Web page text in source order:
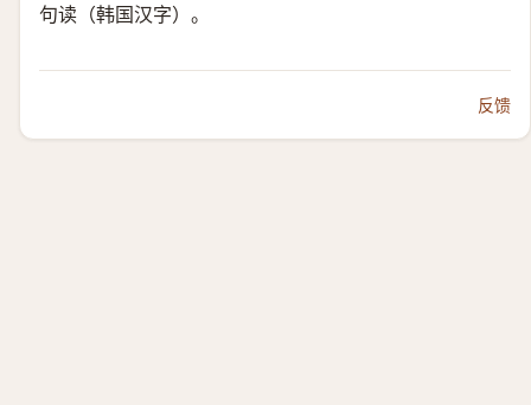
句读（韩国汉字）。
反馈